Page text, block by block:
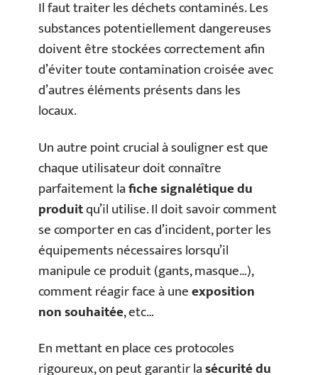
Il faut traiter les déchets contaminés. Les
substances potentiellement dangereuses
doivent être stockées correctement afin
d’éviter toute contamination croisée avec
d’autres éléments présents dans les
locaux.
Un autre point crucial à souligner est que
chaque utilisateur doit connaître
parfaitement lafiche signalétique du
produitqu’il utilise. Il doit savoir comment
se comporter en cas d’incident, porter les
équipements nécessaires lorsqu’il
manipule ce produit (gants, masque…),
comment réagir face à uneexposition
non souhaitée, etc…
En mettant en place ces protocoles
rigoureux, on peut garantir lasécurité du